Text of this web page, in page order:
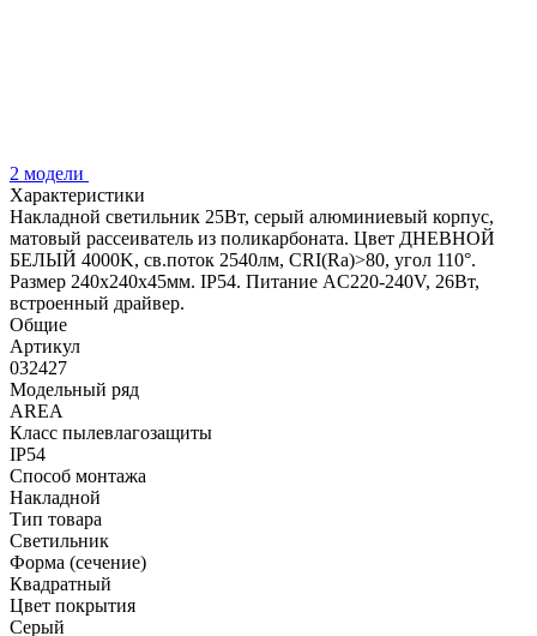
2 модели
Характеристики
Накладной светильник 25Вт, серый алюминиевый корпус,
матовый рассеиватель из поликарбоната. Цвет ДНЕВНОЙ
БЕЛЫЙ 4000K, св.поток 2540лм, CRI(Ra)>80, угол 110°.
Размер 240x240x45мм. IP54. Питание AC220-240V, 26Вт,
встроенный драйвер.
Общие
Артикул
032427
Модельный ряд
AREA
Класс пылевлагозащиты
IP54
Способ монтажа
Накладной
Тип товара
Светильник
Форма (сечение)
Квадратный
Цвет покрытия
Серый